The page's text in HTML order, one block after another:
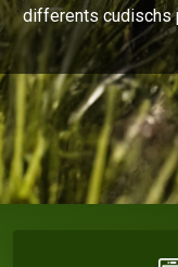
differents cudischs